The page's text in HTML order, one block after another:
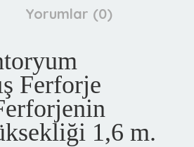
Yorumlar (0)
Ferforje
1,6 m.